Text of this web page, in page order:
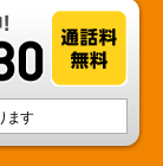
ます